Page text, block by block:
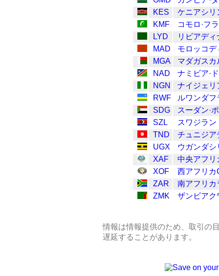
KES
ケニアシリ
KMF
コモロ·フ
LYD
リビアディ
MAD
モロッコデ
MGA
マダガスカ
NAD
ナミビア·
NGN
ナイジェリ
RWF
ルワンダフ
SDG
スーダン·
SZL
スワジラ
TND
チュニジア
UGX
ウガンダシ
XAF
中央アフリ
XOF
西アフリカ
ZAR
南アフリカ
ZMK
ザンビアク
情報は情報提供のため、取引の
遅延することがあります。